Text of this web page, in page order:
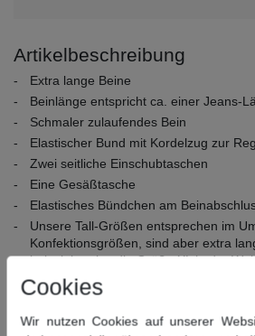
Artikelbeschreibung
Extra lange Beine
Beinlänge entspricht ca. einer Jeans-
Schmaler zulaufendes Bein
Elastischer Bund mit Kordelzug zur
Zwei seitliche Einschubtaschen
Eine Gesäßtasche
Elastisches Bündchen am
Unsere Tall-Größen entsprechen im
Konfektionsgrößen, sind aber extra
beispielsweise die Größe XL in der
jedoch viel zu kurz sein, so benötigen
XLT. Die genauen Maße der jeweiligen
Cookies
Wir nutzen Cookies auf unserer